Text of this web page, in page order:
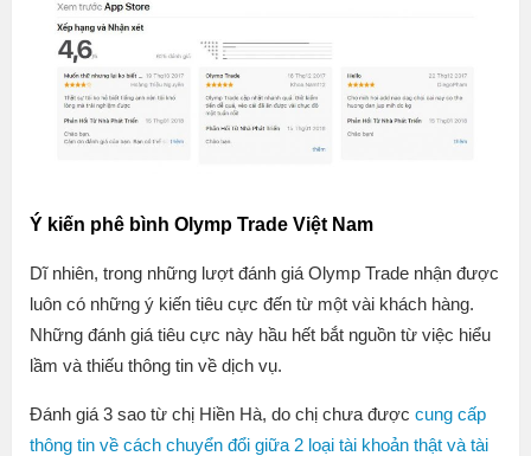
Ý kiến phê bình Olymp Trade Việt Nam
Dĩ nhiên, trong những lượt đánh giá Olymp Trade nhận được
luôn có những ý kiến tiêu cực đến từ một vài khách hàng.
Những đánh giá tiêu cực này hầu hết bắt nguồn từ việc hiểu
lầm và thiếu thông tin về dịch vụ.
Đánh giá 3 sao từ chị Hiền Hà, do chị chưa được cung cấp
thông tin về cách chuyển đổi giữa 2 loại tài khoản thật và tài